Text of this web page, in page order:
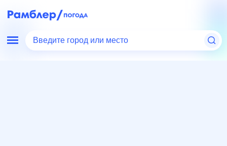
Введите город или место